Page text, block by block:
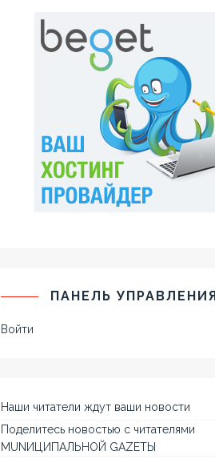
ПАНЕЛЬ УПРАВЛЕНИЯ
Войти
Наши читатели ждут ваши новости
Поделитесь новостью с читателями
MUNИЦИПАЛЬНОЙ GAZЕТЫ